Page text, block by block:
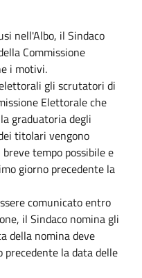
nell'Albo, il Sindaco
Commissione
i motivi.
gli scrutatori di
Elettorale che
graduatoria degli
titolari vengono
tempo possibile e
giorno precedente la
comunicato entro
il Sindaco nomina gli
della nomina deve
la data delle